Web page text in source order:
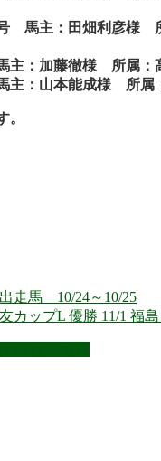
馬主：田畑利彦様
主：加藤徹様 所属：
主：山本能成様 所属
。
走馬 10/24～10/25
カップL 優勝 11/1 福島